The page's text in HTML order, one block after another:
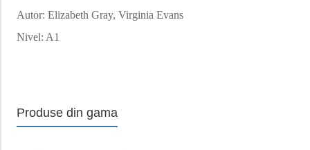
Autor: Elizabeth Gray, Virginia Evans
Nivel: A1
Produse din gama